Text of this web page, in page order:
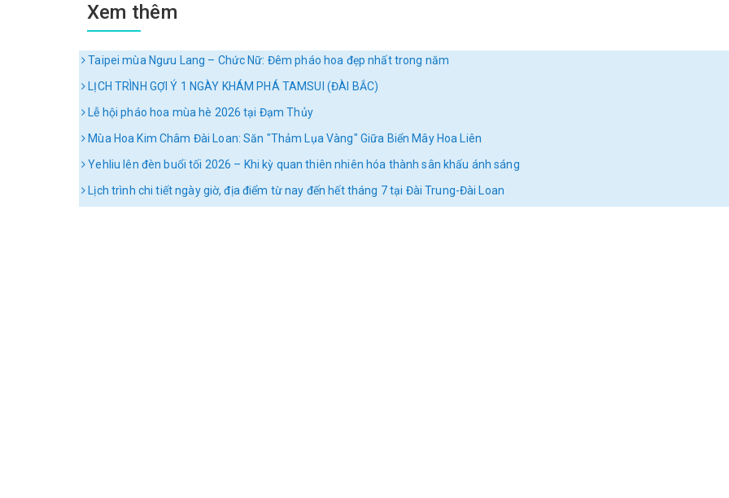
Xem thêm
Taipei mùa Ngưu Lang – Chức Nữ: Đêm pháo hoa đẹp nhất trong năm
LỊCH TRÌNH GỢI Ý 1 NGÀY KHÁM PHÁ TAMSUI (ĐÀI BẮC)
Lễ hội pháo hoa mùa hè 2026 tại Đạm Thủy
Mùa Hoa Kim Châm Đài Loan: Săn "Thảm Lụa Vàng" Giữa Biển Mây Hoa Liên
Yehliu lên đèn buổi tối 2026 – Khi kỳ quan thiên nhiên hóa thành sân khấu ánh sáng
Lịch trình chi tiết ngày giờ, địa điểm từ nay đến hết tháng 7 tại Đài Trung-Đài Loan